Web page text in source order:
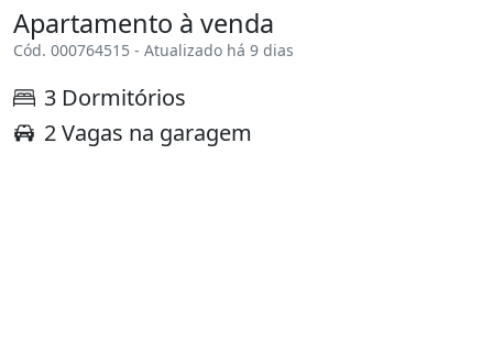
Apartamento à venda
Cód. 000764515 - Atualizado há 9 dias
3 Dormitórios
2 Vagas na garagem